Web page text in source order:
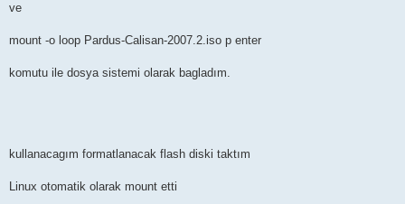
ve
mount -o loop Pardus-Calisan-2007.2.iso p enter
komutu ile dosya sistemi olarak bagladım.
kullanacagım formatlanacak flash diski taktım
Linux otomatik olarak mount etti